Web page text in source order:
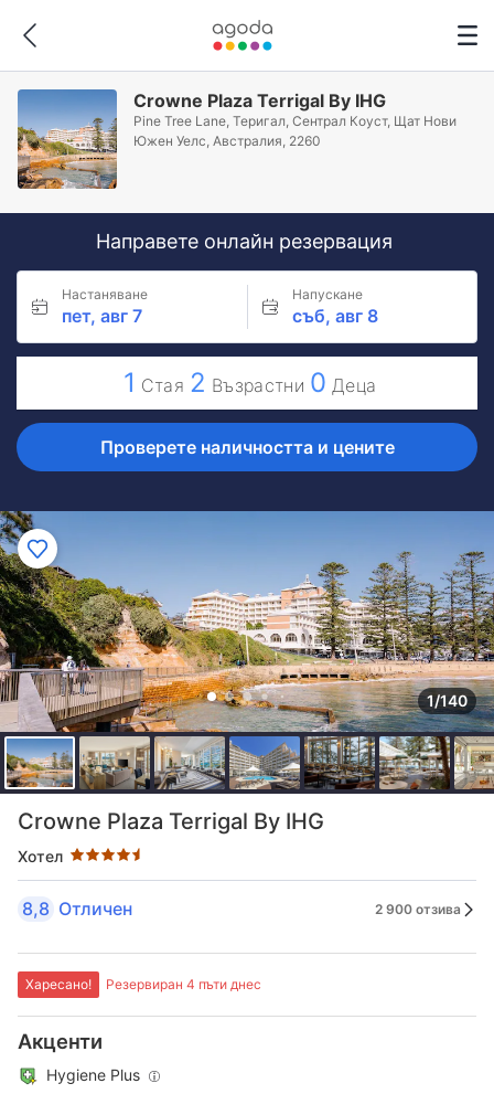
Crowne Plaza Terrigal By IHG
Pine Tree Lane, Теригал, Сентрал Коуст, Щат Нови
Южен Уелс, Австралия, 2260
Направете онлайн резервация
Настаняване
пет, авг 7
Напускане
съб, авг 8
1 Стая 2 Възрастни 0 Деца
Проверете наличността и цените
1/140
Crowne Plaza Terrigal By IHG
Хотел
Оценка в звезди: 4.5 звезди
8,8 Отличен 2 900 отзива
Харесано! Резервиран 4 пъти днес
Акценти
Hygiene Plus